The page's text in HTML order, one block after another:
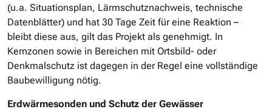
(u.a. Situationsplan, Lärmschutznachweis, technische
Datenblätter) und hat 30 Tage Zeit für eine Reaktion –
bleibt diese aus, gilt das Projekt als genehmigt. In
Kernzonen sowie in Bereichen mit Ortsbild- oder
Denkmalschutz ist dagegen in der Regel eine vollständige
Baubewilligung nötig.
Erdwärmesonden und Schutz der Gewässer